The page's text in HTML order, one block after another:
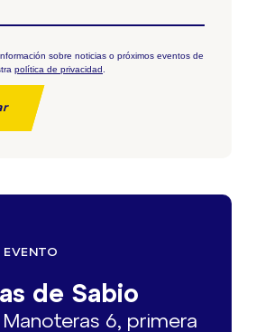
sobre noticias o próximos eventos de
política de privacidad
EVENTO
de Sabio
6, primera